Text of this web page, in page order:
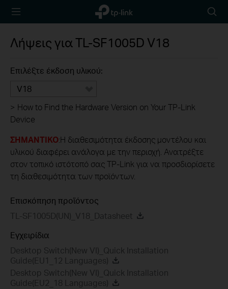
TP-Link,
Reliably
icon
Λήψεις γιαTL-SF1005D V18
Επιλέξτε έκδοση υλικού:
V18
> How to Find the Hardware Version on Your TP-Link
Device
ΣΗΜΑΝΤΙΚΟ:Η διαθεσιμότητα έκδοσης μοντέλου και
υλικού διαφέρει ανάλογα με την περιοχή. Ανατρέξτε
στον τοπικό ιστότοπό σας TP-Link για να προσδιορίσετε
τη διαθεσιμότητα των προϊόντων.
Επισκόπηση προϊόντος
TL-SF1005D(UN)_V18_Datasheet
Εγχειρίδια
Desktop Switch(New VI)_Quick Installation
Guide(EU1_12 Languages)
Desktop Switch(New VI)_Quick Installation
Guide(EU2_18 Languages)